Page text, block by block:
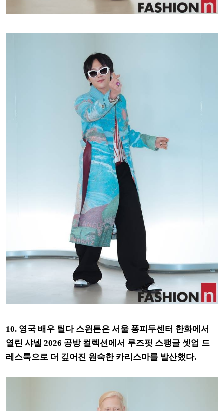
10. 영국 배우 틸다 스윈튼은 서울 퐁피두센터 한화에서
열린 샤넬 2026 공방 컬렉션에서 루즈핏 스팽글 셋업 드
레스룩으로 더 깊어진 원숙한 카리스마를 발산했다.